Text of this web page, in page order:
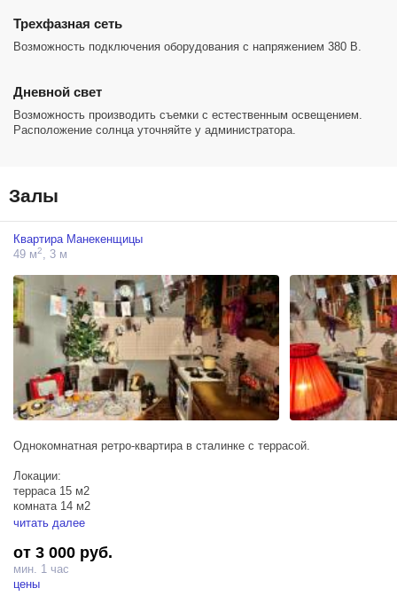
Трехфазная сеть
Возможность подключения оборудования с напряжением 380 В.
Дневной свет
Возможность производить съемки с естественным освещением.
Расположение солнца уточняйте у администратора.
Залы
Квартира Манекенщицы
49 м2, 3 м
Однокомнатная ретро-квартира в сталинке с террасой.
Локации:
терраса 15 м2
комната 14 м2
кухня 12 м2
Все локации, оборудование и съемочный гардероб входят в
стоимость.
читать далее
от 3 000 руб.
мин. 1 час
цены